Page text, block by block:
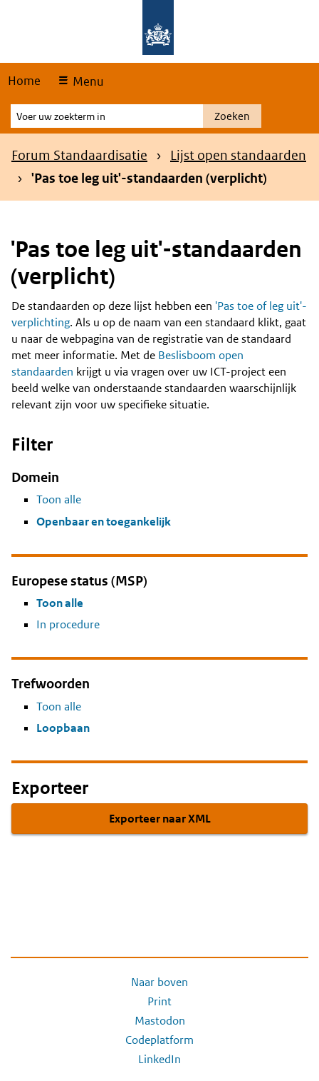
Home Menu
Voer
uw
zoekterm
Zoeken
Kruimelpad
Forum Standaardisatie
Lijst open standaarden
'Pas toe leg uit'-standaarden (verplicht)
'Pas toe leg uit'-standaarden
(verplicht)
Content
De standaarden op deze lijst hebben een 'Pas toe of leg uit'-
verplichting. Als u op de naam van een standaard klikt, gaat
u naar de webpagina van de registratie van de standaard
met meer informatie. Met de Beslisboom open
standaarden krijgt u via vragen over uw ICT-project een
beeld welke van onderstaande standaarden waarschijnlijk
relevant zijn voor uw specifieke situatie.
Filter
Domein
Toon alle
Openbaar en toegankelijk
Europese status (MSP)
Toon alle
In procedure
Trefwoorden
Toon alle
Loopbaan
Exporteer
Exporteer naar XML
Naar boven
Print
Mastodon
Codeplatform
LinkedIn